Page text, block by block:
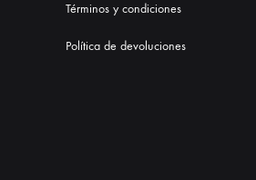
Términos y condiciones
Política de devoluciones